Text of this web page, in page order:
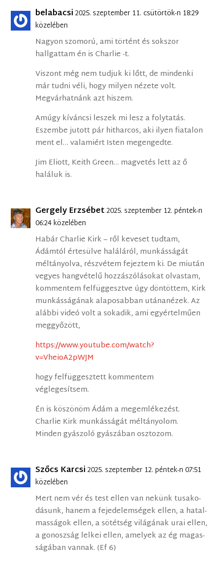
belabacsi2025. szeptember 11. csütörtök-n 18:29
közelében
Nagyon szomorú, ami történt és sokszor
hallgattam én is Charlie -t.
Viszont még nem tudjuk ki lőtt, de mindenki
már tudni véli, hogy milyen nézete volt.
Megvárhatnánk azt hiszem.
Amúgy kíváncsi leszek mi lesz a folytatás.
Eszembe jutott pár hitharcos, aki ilyen fiatalon
ment el… valamiért Isten megengedte.
Jim Eliott, Keith Green… magvetés lett az ő
haláluk is.
Gergely Erzsébet2025. szeptember 12. péntek-n
06:24 közelében
Habár Charlie Kirk – ről keveset tudtam,
Ádámtól értesülve haláláról, munkásságát
méltányolva, részvétem fejeztem ki. De miután
vegyes hangvételű hozzászólásokat olvastam,
kommentem felfüggesztve úgy döntöttem, Kirk
munkásságának alaposabban utánanézek. Az
alábbi videó volt a sokadik, ami egyértelműen
meggyőzött,
https://www.youtube.com/watch?
v=VheioA2pWJM
hogy felfüggesztett kommentem
véglegesítsem.
Én is köszönöm Ádám a megemlékezést.
Charlie Kirk munkásságát méltányolom.
Minden gyászoló gyászában osztozom.
Szőcs Karcsi2025. szeptember 12. péntek-n 07:51
közelében
Mert nem vér és test el­len van ne­künk tu­sa­ko­
dá­sunk, ha­nem a fe­je­de­lem­sé­gek el­len, a ha­tal­
mas­sá­gok el­len, a sö­tét­ség vi­lá­gá­nak urai el­len,
a go­nosz­ság lel­kei el­len, ame­lyek az ég ma­gas­
sá­gá­ban van­nak. (Ef 6)